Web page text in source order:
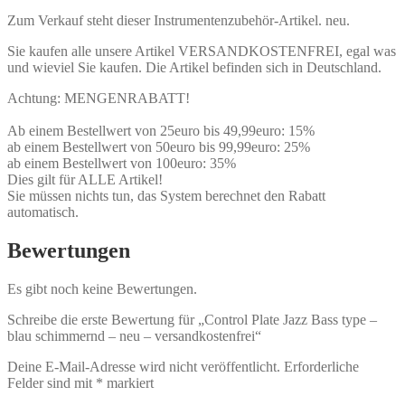
Zum Verkauf steht dieser Instrumentenzubehör-Artikel. neu.
Sie kaufen alle unsere Artikel VERSANDKOSTENFREI, egal was
und wieviel Sie kaufen. Die Artikel befinden sich in Deutschland.
Achtung: MENGENRABATT!
Ab einem Bestellwert von 25euro bis 49,99euro: 15%
ab einem Bestellwert von 50euro bis 99,99euro: 25%
ab einem Bestellwert von 100euro: 35%
Dies gilt für ALLE Artikel!
Sie müssen nichts tun, das System berechnet den Rabatt
automatisch.
Bewertungen
Es gibt noch keine Bewertungen.
Schreibe die erste Bewertung für „Control Plate Jazz Bass type –
blau schimmernd – neu – versandkostenfrei“
Deine E-Mail-Adresse wird nicht veröffentlicht. Erforderliche
Felder sind mit * markiert